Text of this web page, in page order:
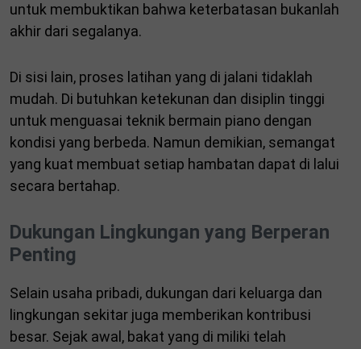
untuk membuktikan bahwa keterbatasan bukanlah
akhir dari segalanya.
Di sisi lain, proses latihan yang di jalani tidaklah
mudah. Di butuhkan ketekunan dan disiplin tinggi
untuk menguasai teknik bermain piano dengan
kondisi yang berbeda. Namun demikian, semangat
yang kuat membuat setiap hambatan dapat di lalui
secara bertahap.
Dukungan Lingkungan yang Berperan
Penting
Selain usaha pribadi, dukungan dari keluarga dan
lingkungan sekitar juga memberikan kontribusi
besar. Sejak awal, bakat yang di miliki telah